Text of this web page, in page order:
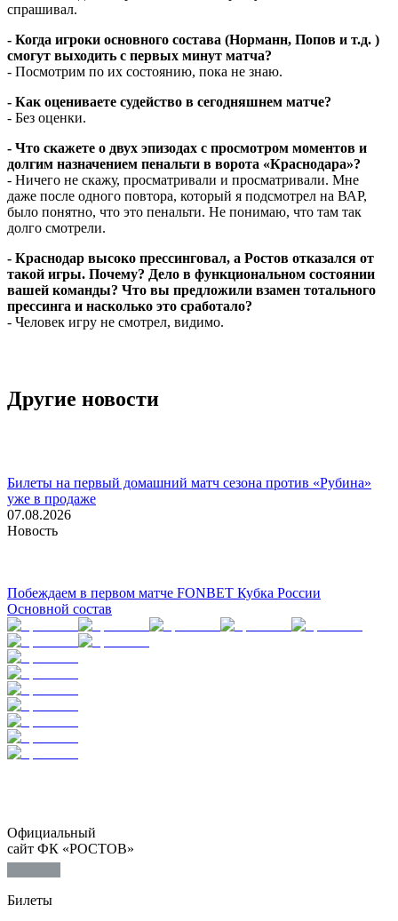
спрашивал.
- Когда игроки основного состава (Норманн, Попов и т.д. )
смогут выходить с первых минут матча?
- Посмотрим по их состоянию, пока не знаю.
- Как оцениваете судейство в сегодняшнем матче?
- Без оценки.
- Что скажете о двух эпизодах с просмотром моментов и
долгим назначением пенальти в ворота «Краснодара»?
- Ничего не скажу, просматривали и просматривали. Мне
даже после одного повтора, который я подсмотрел на ВАР,
было понятно, что это пенальти. Не понимаю, что там так
долго смотрели.
- Краснодар высоко прессинговал, а Ростов отказался от
такой игры. Почему? Дело в функциональном состоянии
вашей команды? Что вы предложили взамен тотального
прессинга и насколько это сработало?
- Человек игру не смотрел, видимо.
Другие новости
Билеты на первый домашний матч сезона против «Рубина»
уже в продаже
07.08.2026
Новость
Побеждаем в первом матче FONBET Кубка России
Основной состав
Официальный
сайт ФК «РОСТОВ»
Билеты